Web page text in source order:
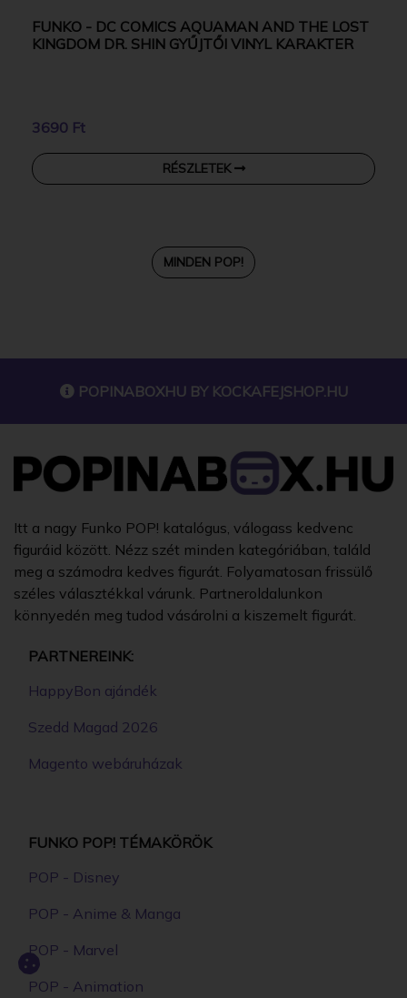
FUNKO - DC COMICS AQUAMAN AND THE LOST
KINGDOM DR. SHIN GYŰJTŐI VINYL KARAKTER
3690 Ft
RÉSZLETEK
MINDEN POP!
POPINABOXHU BY KOCKAFEJSHOP.HU
Itt a nagy Funko POP! katalógus, válogass kedvenc
figuráid között. Nézz szét minden kategóriában, találd
meg a számodra kedves figurát. Folyamatosan frissülő
széles választékkal várunk. Partneroldalunkon
könnyedén meg tudod vásárolni a kiszemelt figurát.
PARTNEREINK:
HappyBon ajándék
Szedd Magad 2026
Magento webáruházak
FUNKO POP! TÉMAKÖRÖK
POP - Disney
POP - Anime & Manga
POP - Marvel
POP - Animation